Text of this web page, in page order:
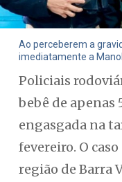
Ao perceberem a
imediatamente a
Policiais
bebê de apenas
engasgada na
fevereiro. O
região de Barra